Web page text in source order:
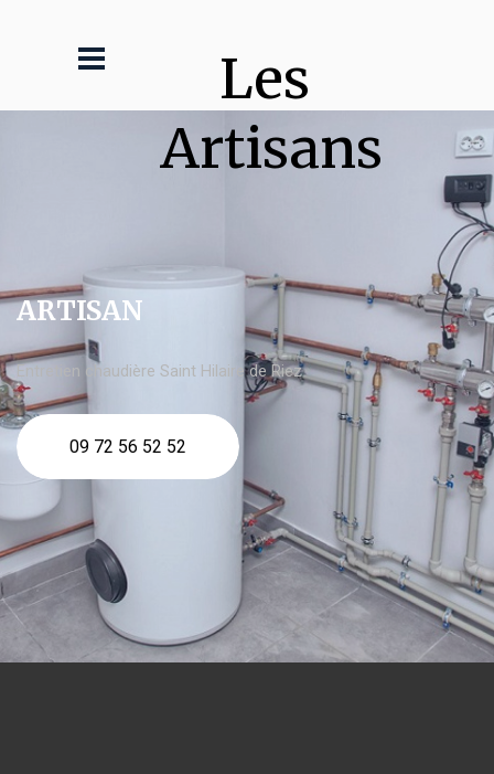
Les
Artisans
ARTISAN
Entretien chaudière Saint Hilaire de Riez
09 72 56 52 52